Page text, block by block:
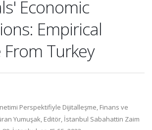
Economic
Empirical
From Turkey
Perspektifiyle Dijitalleşme, Finans ve
Yumuşak, Editör, İstanbul Sabahattin Zaim